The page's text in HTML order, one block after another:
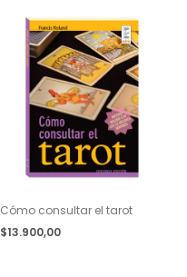
Cómo consultar el tarot
$13.900,00